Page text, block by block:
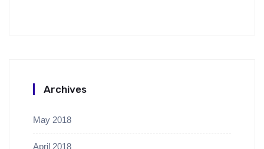
Archives
May 2018
April 2018